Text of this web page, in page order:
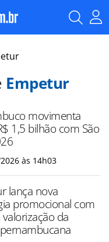
Empetur
movimenta
1,5 bilhão com São
às 14h03
lança nova
promocional com
da